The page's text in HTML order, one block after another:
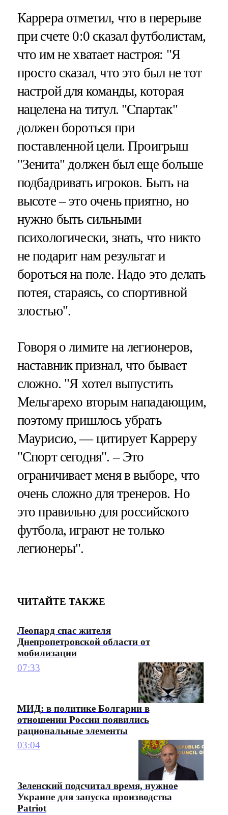
Каррера отметил, что в перерыве
при счете 0:0 сказал футболистам,
что им не хватает настроя: "Я
просто сказал, что это был не тот
настрой для команды, которая
нацелена на титул. "Спартак"
должен бороться при
поставленной цели. Проигрыш
"Зенита" должен был еще больше
подбадривать игроков. Быть на
высоте – это очень приятно, но
нужно быть сильными
психологически, знать, что никто
не подарит нам результат и
бороться на поле. Надо это делать
потея, стараясь, со спортивной
злостью".
Говоря о лимите на легионеров,
наставник признал, что бывает
сложно. "Я хотел выпустить
Мельгарехо вторым нападающим,
поэтому пришлось убрать
Маурисио, — цитирует Карреру
"Спорт сегодня". – Это
ограничивает меня в выборе, что
очень сложно для тренеров. Но
это правильно для российского
футбола, играют не только
легионеры".
ЧИТАЙТЕ ТАКЖЕ
Леопард спас жителя
Днепропетровской области от
мобилизации
07:33
МИД: в политике Болгарии в
отношении России появились
рациональные элементы
03:04
Зеленский подсчитал время, нужное
Украине для запуска производства
Patriot